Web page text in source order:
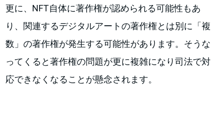
更に、NFT自体に著作権が認められる可能性もあ
り、関連するデジタルアートの著作権とは別に「複
数」の著作権が発生する可能性があります。そうな
ってくると著作権の問題が更に複雑になり司法で対
応できなくなることが懸念されます。